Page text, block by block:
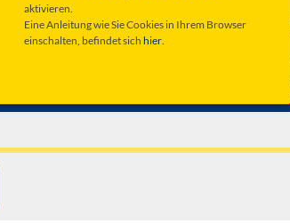
aktivieren.
Eine Anleitung wie Sie Cookies in Ihrem Browser
einschalten, befindet sich hier.
DAS JUBILÄUMSKONZERT
verschiedene Termine
Sa